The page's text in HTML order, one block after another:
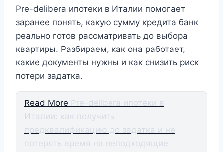
Pre-delibera ипотеки в Италии помогает
заранее понять, какую сумму кредита банк
реально готов рассматривать до выбора
квартиры. Разбираем, как она работает,
какие документы нужны и как снизить риск
потери задатка.
Read More Pre-delibera ипотеки в
Италии: как получить
предквалификацию до задатка и не
потерять время на неподходящие